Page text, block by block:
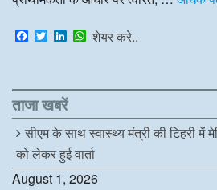
F
a
b
o
o
k
T
w
t
e
r
L
e
d
I
n
W
s
p
शेयर करे..
ताजा खबरें
सीएम के साथ स्वास्थ्य मंत्री की टिहरी
को लेकर हुई वार्ता
August 1, 2026